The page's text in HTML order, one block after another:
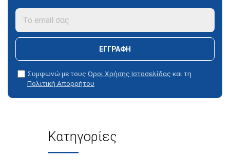
ΕΓΓΡΑΦΉ
Συμφωνώ με τους Όροι Χρήσης Ιστοσελίδας και τη
Πολιτική Απορρήτου
Κατηγορίες